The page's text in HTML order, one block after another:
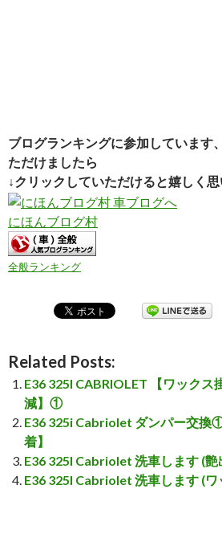
ブログランキングに参加しています
ただけましたら
↓クリックしていただけると嬉しく思
にほんブログ村
全般ランキング
Related Posts:
E36 325I CABRIOLET 【ワックス
減】①
E36 325i Cabriolet ダンパー交換
着】
E36 325I Cabriolet 洗車します (艶
E36 325I Cabriolet 洗車します (ワ